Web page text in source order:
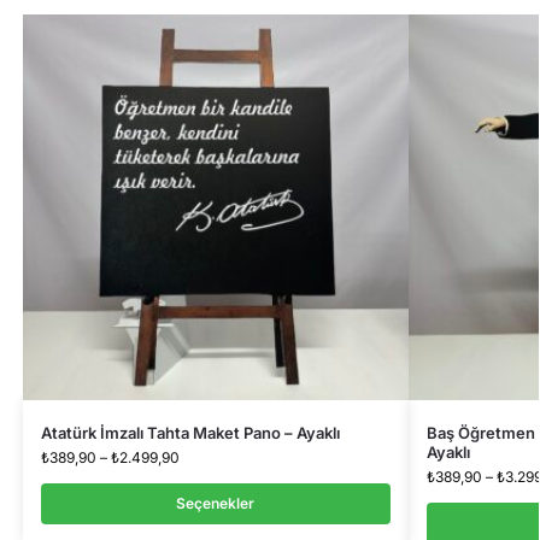
Atatürk İmzalı Tahta Maket Pano – Ayaklı
₺389,90 – ₺2.499,90
Seçenekler
Baş Öğretmen
Ayaklı
₺389,90 – ₺